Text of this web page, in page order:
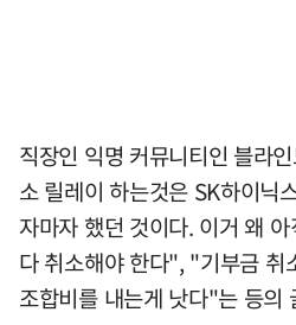
직장인 익명 커뮤니티인 블라
소 릴레이 하는것은 SK하이닉
자마자 했던 것이다. 이거 왜
다 취소해야 한다", "기부금 취
조합비를 내는게 낫다"는 등의